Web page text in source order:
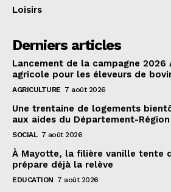
Loisirs
Derniers articles
Lancement de la campagne 2026
agricole pour les éleveurs de
AGRICULTURE 7 août 2026
Une trentaine de logements
aux aides du Département-
SOCIAL 7 août 2026
À Mayotte, la filière vanille tente
prépare déjà la relève
EDUCATION 7 août 2026